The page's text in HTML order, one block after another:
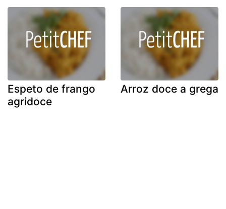
Espeto de frango
agridoce
Arroz doce a grega